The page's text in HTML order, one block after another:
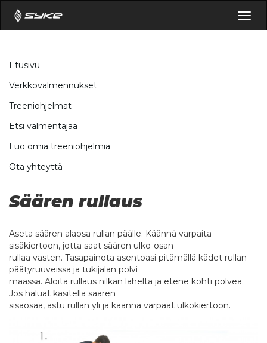
Etusivu
Verkkovalmennukset
Treeniohjelmat
Etsi valmentajaa
Luo omia treeniohjelmia
Ota yhteyttä
Säären rullaus
Aseta säären alaosa rullan päälle. Käännä varpaita
sisäkiertoon, jotta saat säären ulko-osan
rullaa vasten. Tasapainota asentoasi pitämällä kädet rullan
päätyruuveissa ja tukijalan polvi
maassa. Aloita rullaus nilkan läheltä ja etene kohti polvea.
Jos haluat käsitellä säären
sisäosaa, astu rullan yli ja käännä varpaat ulkokiertoon.